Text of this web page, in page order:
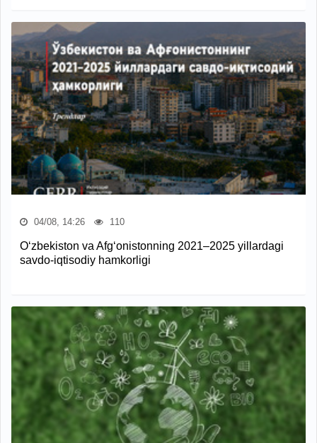
04/08, 14:26 110
O‘zbekiston va Afg‘onistonning 2021–2025 yillardagi
savdo-iqtisodiy hamkorligi